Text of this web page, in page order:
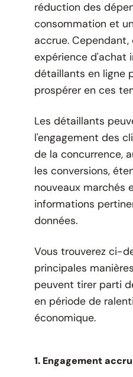
réduction des
consommation et
accrue.
expérience d'achat
détaillants en ligne
prospérer en ces
Les détaillants
l'engagement des
de la concurrence,
les conversions,
nouveaux marchés
informations
données.
Vous trouverez ci-
principales
peuvent tirer parti
en période de
économique.
1. Engagement